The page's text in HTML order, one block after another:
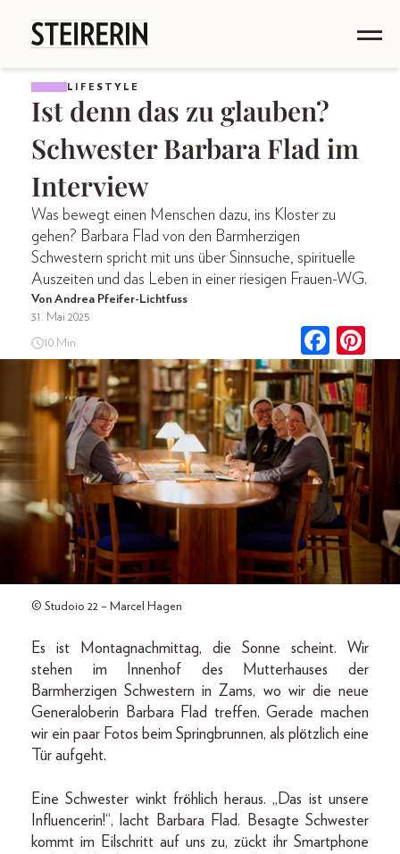
LIFESTYLE
Ist denn das zu glauben?
Schwester Barbara Flad im
Interview
Was bewegt einen Menschen dazu, ins Kloster zu
gehen? Barbara Flad von den Barmherzigen
Schwestern spricht mit uns über Sinnsuche, spirituelle
Auszeiten und das Leben in einer riesigen Frauen-WG.
Von Andrea Pfeifer-Lichtfuss
31. Mai 2025
10 Min.
© Studoio 22 – Marcel Hagen
Es ist Montagnachmittag, die Sonne scheint. Wir
stehen im Innenhof des Mutterhauses der
Barmherzigen Schwestern in Zams, wo wir die neue
Generaloberin Barbara Flad treffen. Gerade machen
wir ein paar Fotos beim Springbrunnen, als plötzlich eine
Tür aufgeht.
Eine Schwester winkt fröhlich heraus. „Das ist unsere
Influencerin!“, lacht Barbara Flad. Besagte Schwester
kommt im Eilschritt auf uns zu, zückt ihr Smartphone